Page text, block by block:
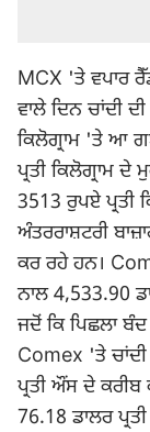
MCX 'ਤੇ ਵਪਾਰ
ਵਾਲੇ ਦਿਨ ਚਾਂਦੀ
ਕਿਲੋਗ੍ਰਾਮ 'ਤੇ ਆ
ਪ੍ਰਤੀ ਕਿਲੋਗ੍ਰਾਮ
3513 ਰੁਪਏ ਪ੍ਰਤੀ
ਅੰਤਰਰਾਸ਼ਟਰੀ
ਕਰ ਰਹੇ ਹਨ।
ਨਾਲ 4,533.90
ਜਦੋਂ ਕਿ ਪਿਛਲਾ
Comex 'ਤੇ ਚਾਂਦੀ
ਪ੍ਰਤੀ ਔਂਸ ਦੇ
76.18 ਡਾਲਰ